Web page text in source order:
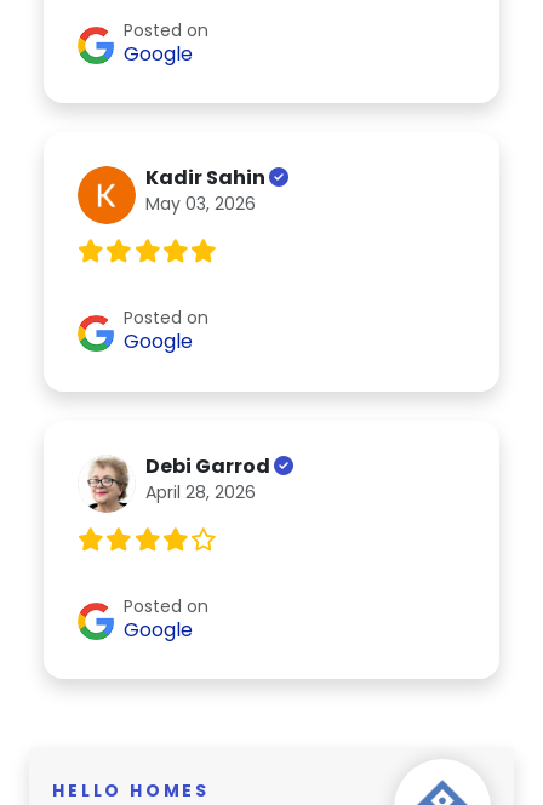
Posted on
Google
Kadir Sahin
May 03, 2026
Posted on
Google
Debi Garrod
April 28, 2026
Posted on
Google
HELLO HOMES